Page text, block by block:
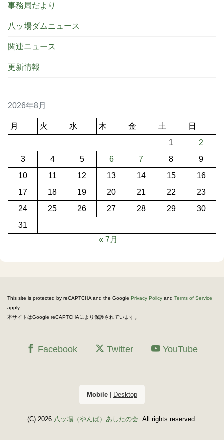
事務局だより
八ッ場ダムニュース
関連ニュース
更新情報
2026年8月
月 火 水 木 金 土
日
1
2
3
4 5 6 7 8
9
10
11 12 13 14 15
16
17
18 19 20 21 22
23
24
25 26 27 28 29
30
31
« 7月
This site is protected by reCAPTCHA and the Google Privacy Policy and Terms of Service
apply.
本サイトはGoogle reCAPTCHAにより保護されています。
Facebook Twitter YouTube
Mobile| Desktop
(C) 2026 八ッ場（やんば）あしたの会. All rights reserved.